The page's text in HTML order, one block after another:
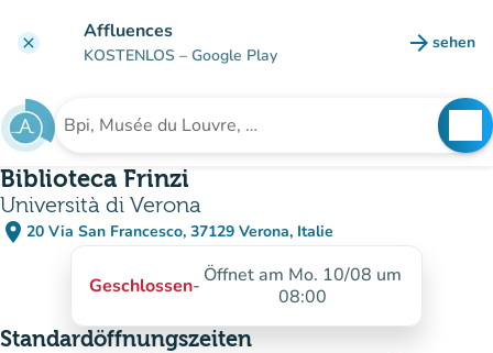
clear Affluences
KOSTENLOS – Google Play arrow_forward sehen
(new
Suche nach einer Einrichtung
Biblioteca Frinzi
Università di Verona
place 20 Via San Francesco, 37129 Verona, Italie
(in Google Maps öffnen)
(new tab)
Geschlossen- Öffnet am Mo. 10/08 um
08:00
Standardöffnungszeiten